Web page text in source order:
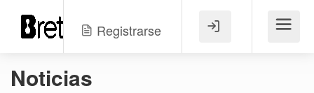
Registrarse Menú
Noticias